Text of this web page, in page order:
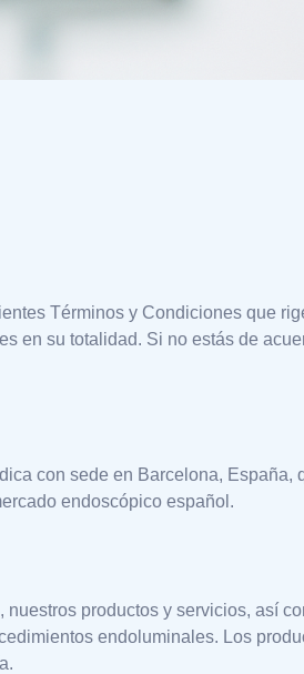
Términos y Condiciones que
en su totalidad. Si no estás de
con sede en Barcelona,
endoscópico español.
productos y servicios, así
endoluminales. Los